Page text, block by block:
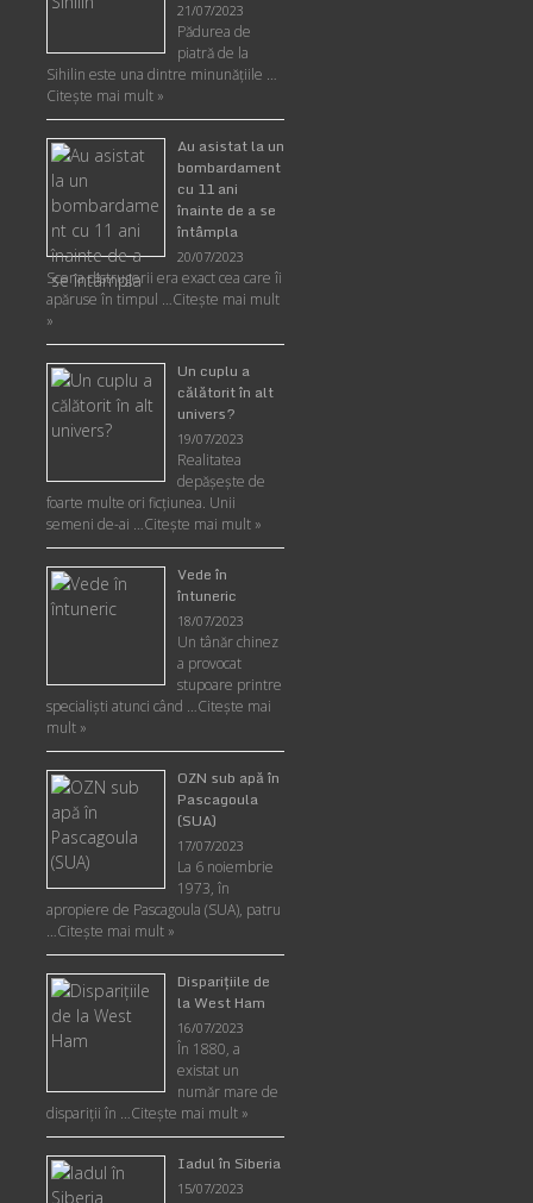
21/07/2023
Pădurea de
piatră de la
Sihilin este una dintre minunăţiile …
Citește mai mult »
Au asistat la un
bombardament
cu 11 ani
înainte de a se
întâmpla
20/07/2023
Scena distrugerii era exact cea care îi
apăruse în timpul …Citește mai mult
»
Un cuplu a
călătorit în alt
univers?
19/07/2023
Realitatea
depăşeşte de
foarte multe ori ficţiunea. Unii
semeni de-ai …Citește mai mult »
Vede în
întuneric
18/07/2023
Un tânăr chinez
a provocat
stupoare printre
specialişti atunci când …Citește mai
mult »
OZN sub apă în
Pascagoula
(SUA)
17/07/2023
La 6 noiembrie
1973, în
apropiere de Pascagoula (SUA), patru
…Citește mai mult »
Disparițiile de
la West Ham
16/07/2023
În 1880, a
existat un
număr mare de
dispariții în …Citește mai mult »
Iadul în Siberia
15/07/2023